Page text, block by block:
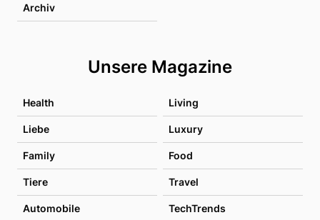
Archiv
Unsere Magazine
Health Living
Liebe Luxury
Family Food
Tiere Travel
Automobile TechTrends